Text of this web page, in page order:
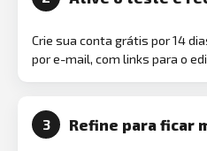
Crie sua conta grátis por 14
por e-mail, com links para o
3 Refine para ficar